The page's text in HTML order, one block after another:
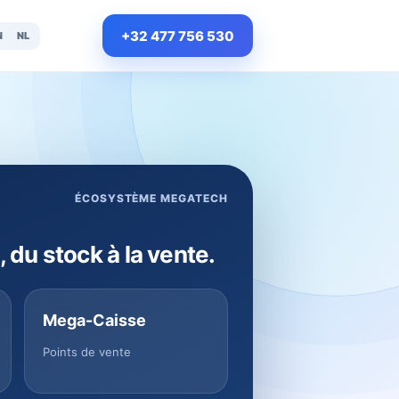
NL +32 477 756 530
ÉCOSYSTÈME MEGATECH
du stock à la vente.
Mega-Caisse
Points de vente